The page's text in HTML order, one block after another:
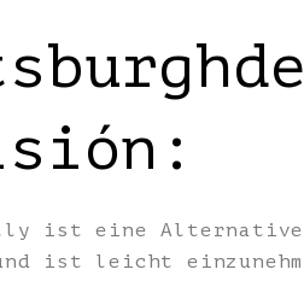
ist eine
ist leicht